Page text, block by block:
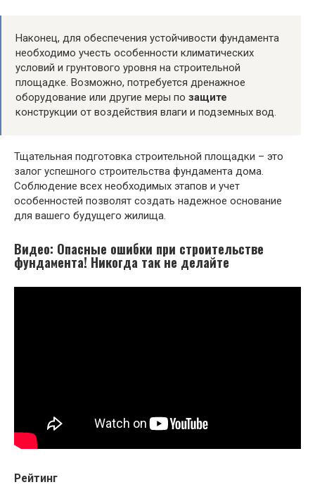
Наконец, для обеспечения устойчивости фундамента
необходимо учесть особенности климатических
условий и грунтового уровня на строительной
площадке. Возможно, потребуется дренажное
оборудование или другие меры по защите
конструкции от воздействия влаги и подземных вод.
Тщательная подготовка строительной площадки – это
залог успешного строительства фундамента дома.
Соблюдение всех необходимых этапов и учет
особенностей позволят создать надежное основание
для вашего будущего жилища.
Видео: Опасные ошибки при строительстве
фундамента! Никогда так не делайте
Рейтинг